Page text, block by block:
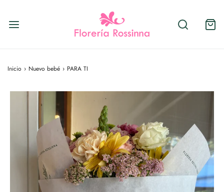
Inicio › Nuevo bebé › PARA TI